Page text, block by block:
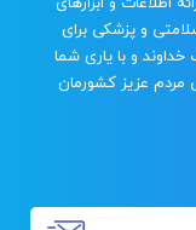
و پزشکی برای
و با یاری شما
مردم عزیز کشورمان